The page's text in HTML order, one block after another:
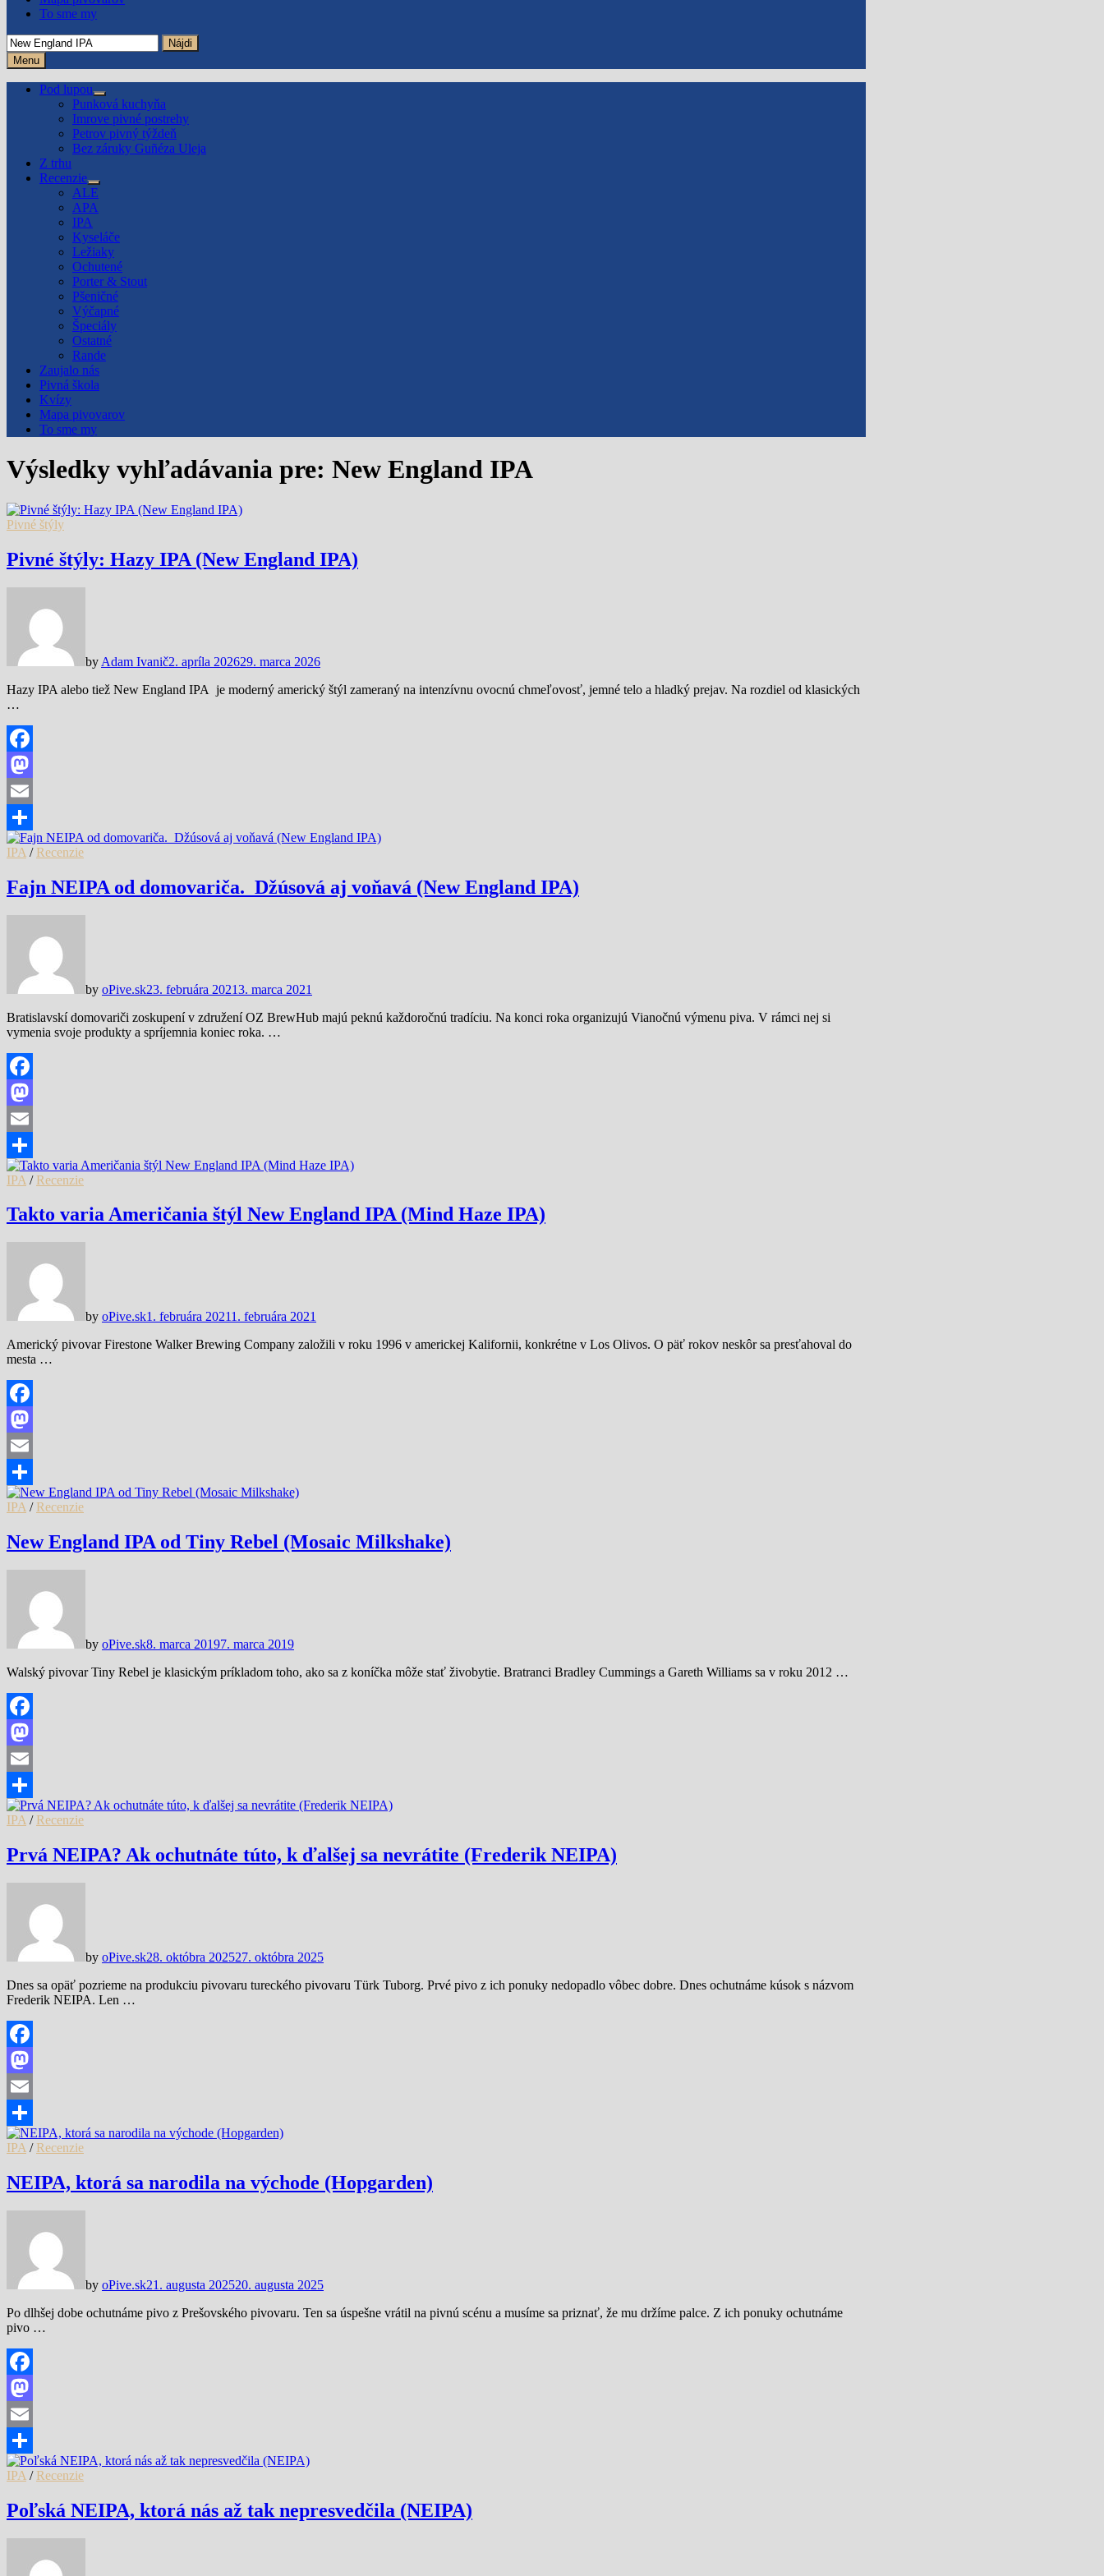
To sme my
Hľadať:
Menu
Pod lupou
Show
sub
menu
Punková kuchyňa
Imrove pivné postrehy
Petrov pivný týždeň
Bez záruky Guñéza Uleja
Z trhu
Recenzie
Show
sub
menu
ALE
APA
IPA
Kyseláče
Ležiaky
Ochutené
Porter & Stout
Pšeničné
Výčapné
Špeciály
Ostatné
Rande
Zaujalo nás
Pivná škola
Kvízy
Mapa pivovarov
To sme my
Výsledky vyhľadávania pre: New England IPA
Pivné štýly
Pivné štýly: Hazy IPA (New England IPA)
by Adam Ivanič2. apríla 202629. marca 2026
Hazy IPA alebo tiež New England IPA je moderný americký štýl zameraný na intenzívnu ovocnú chmeľovosť, jemné telo a hladký prejav. Na rozdiel od klasických
…
Facebook
Mastodon
Email
Share
IPA / Recenzie
Fajn NEIPA od domovariča. Džúsová aj voňavá (New England IPA)
by oPive.sk23. februára 20213. marca 2021
Bratislavskí domovariči zoskupení v združení OZ BrewHub majú peknú každoročnú tradíciu. Na konci roka organizujú Vianočnú výmenu piva. V rámci nej si
vymenia svoje produkty a spríjemnia koniec roka. …
Facebook
Mastodon
Email
Share
IPA / Recenzie
Takto varia Američania štýl New England IPA (Mind Haze IPA)
by oPive.sk1. februára 20211. februára 2021
Americký pivovar Firestone Walker Brewing Company založili v roku 1996 v americkej Kalifornii, konkrétne v Los Olivos. O päť rokov neskôr sa presťahoval do
mesta …
Facebook
Mastodon
Email
Share
IPA / Recenzie
New England IPA od Tiny Rebel (Mosaic Milkshake)
by oPive.sk8. marca 20197. marca 2019
Walský pivovar Tiny Rebel je klasickým príkladom toho, ako sa z koníčka môže stať živobytie. Bratranci Bradley Cummings a Gareth Williams sa v roku 2012 …
Facebook
Mastodon
Email
Share
IPA / Recenzie
Prvá NEIPA? Ak ochutnáte túto, k ďalšej sa nevrátite (Frederik NEIPA)
by oPive.sk28. októbra 202527. októbra 2025
Dnes sa opäť pozrieme na produkciu pivovaru tureckého pivovaru Türk Tuborg. Prvé pivo z ich ponuky nedopadlo vôbec dobre. Dnes ochutnáme kúsok s názvom
Frederik NEIPA. Len …
Facebook
Mastodon
Email
Share
IPA / Recenzie
NEIPA, ktorá sa narodila na východe (Hopgarden)
by oPive.sk21. augusta 202520. augusta 2025
Po dlhšej dobe ochutnáme pivo z Prešovského pivovaru. Ten sa úspešne vrátil na pivnú scénu a musíme sa priznať, že mu držíme palce. Z ich ponuky ochutnáme
pivo …
Facebook
Mastodon
Email
Share
IPA / Recenzie
Poľská NEIPA, ktorá nás až tak nepresvedčila (NEIPA)